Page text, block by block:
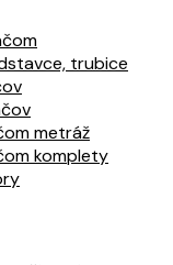
trubice
metráž
komplety